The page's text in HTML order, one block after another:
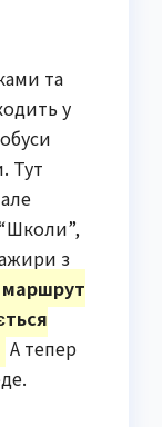
та
у
Тут
з
А тепер